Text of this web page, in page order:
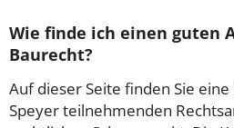
Wie finde ich einen guten
Baurecht?
Auf dieser Seite finden Sie
Speyer teilnehmenden